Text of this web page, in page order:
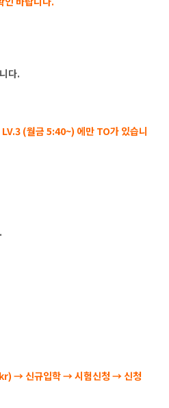
다.
(월금 5:40~) 에만 TO가 있습니
→ 신규입학 → 시험신청 → 신청